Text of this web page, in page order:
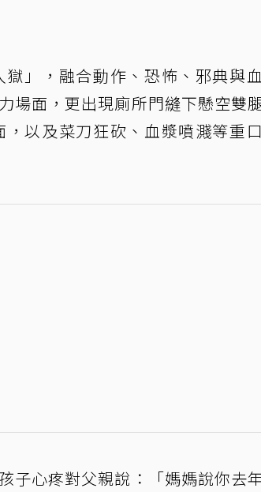
」，融合動作、恐怖、邪典與
場面，更出現廁所門縫下懸空雙
以及菜刀狂砍、血漿噴濺等重
子心疼對父親說：「媽媽說你去